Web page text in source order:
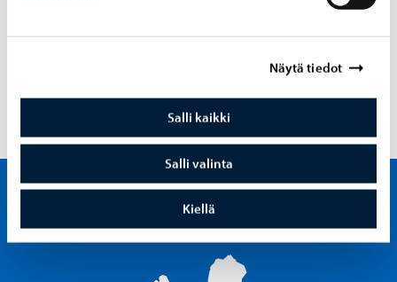
Näytä tiedot
Salli kaikki
Salli valinta
Kiellä
Visit Porvoo – Gå till